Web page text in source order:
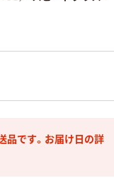
品です。お届け日の詳